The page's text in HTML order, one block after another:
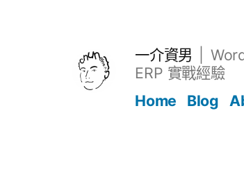
一介資男
ERP 實戰經驗
Home
Blog